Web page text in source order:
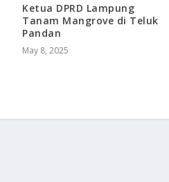
Ketua DPRD Lampung
Tanam Mangrove di Teluk
Pandan
May 8, 2025